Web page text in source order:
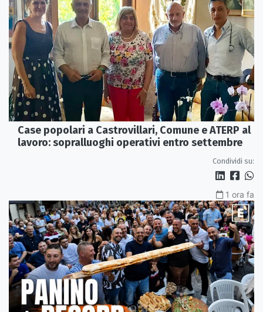
Case popolari a Castrovillari, Comune e ATERP al
lavoro: sopralluoghi operativi entro settembre
Condividi su:
1 ora fa